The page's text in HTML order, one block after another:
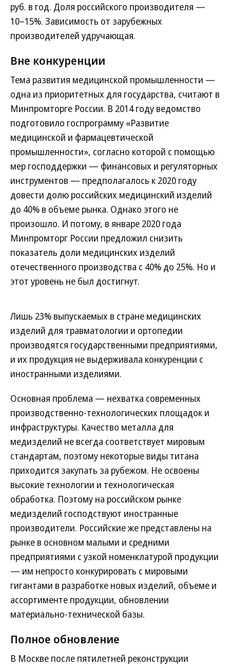
руб. в год. Доля российского производителя —
10–15%. Зависимость от зарубежных
производителей удручающая.
Вне конкуренции
Тема развития медицинской промышленности —
одна из приоритетных для государства, считают в
Минпромторге России. В 2014 году ведомство
подготовило госпрограмму «Развитие
медицинской и фармацевтической
промышленности», согласно которой с помощью
мер господдержки — финансовых и регуляторных
инструментов — предполагалось к 2020 году
довести долю российских медицинский изделий
до 40% в объеме рынка. Однако этого не
произошло. И потому, в январе 2020 года
Минпромторг России предложил снизить
показатель доли медицинских изделий
отечественного производства с 40% до 25%. Но и
этот уровень не был достигнут.
Лишь 23% выпускаемых в стране медицинских
изделий для травматологии и ортопедии
производятся государственными предприятиями,
и их продукция не выдерживала конкуренции с
иностранными изделиями.
Основная проблема — нехватка современных
производственно-технологических площадок и
инфраструктуры. Качество металла для
медизделий не всегда соответствует мировым
стандартам, поэтому некоторые виды титана
приходится закупать за рубежом. Не освоены
высокие технологии и технологическая
обработка. Поэтому на российском рынке
медизделий господствуют иностранные
производители. Российские же представлены на
рынке в основном малыми и средними
предприятиями с узкой номенклатурой продукции
— им непросто конкурировать с мировыми
гигантами в разработке новых изделий, объеме и
ассортименте продукции, обновлении
материально-технической базы.
Полное обновление
В Москве после пятилетней реконструкции